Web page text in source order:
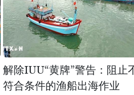
解除IUU“黄牌”警告：阻止
符合条件的渔船出海作业